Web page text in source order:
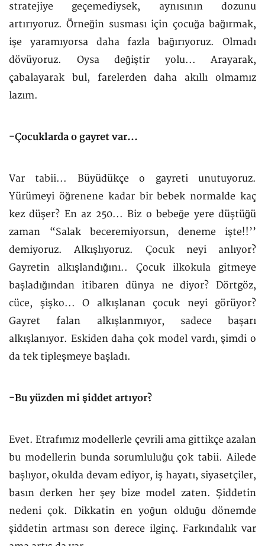
stratejiye geçemediysek, aynısının dozunu
artırıyoruz. Örneğin susması için çocuğa bağırmak,
işe yaramıyorsa daha fazla bağırıyoruz. Olmadı
dövüyoruz. Oysa değiştir yolu... Arayarak,
çabalayarak bul, farelerden daha akıllı olmamız
lazım.
-Çocuklarda o gayret var...
Var tabii... Büyüdükçe o gayreti unutuyoruz.
Yürümeyi öğrenene kadar bir bebek normalde kaç
kez düşer? En az 250... Biz o bebeğe yere düştüğü
zaman “Salak beceremiyorsun, deneme işte!!’’
demiyoruz. Alkışlıyoruz. Çocuk neyi anlıyor?
Gayretin alkışlandığını.. Çocuk ilkokula gitmeye
başladığından itibaren dünya ne diyor? Dörtgöz,
cüce, şişko... O alkışlanan çocuk neyi görüyor?
Gayret falan alkışlanmıyor, sadece başarı
alkışlanıyor. Eskiden daha çok model vardı, şimdi o
da tek tipleşmeye başladı.
-Bu yüzden mi şiddet artıyor?
Evet. Etrafımız modellerle çevrili ama gittikçe azalan
bu modellerin bunda sorumluluğu çok tabii. Ailede
başlıyor, okulda devam ediyor, iş hayatı, siyasetçiler,
basın derken her şey bize model zaten. Şiddetin
nedeni çok. Dikkatin en yoğun olduğu dönemde
şiddetin artması son derece ilginç. Farkındalık var